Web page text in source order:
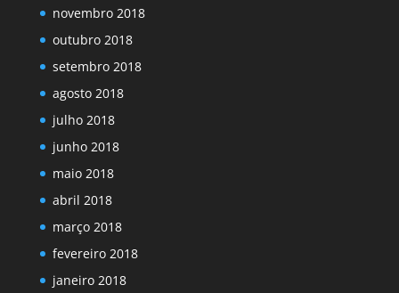
novembro 2018
outubro 2018
setembro 2018
agosto 2018
julho 2018
junho 2018
maio 2018
abril 2018
março 2018
fevereiro 2018
janeiro 2018